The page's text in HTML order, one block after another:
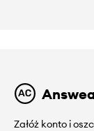
Załóż konto i